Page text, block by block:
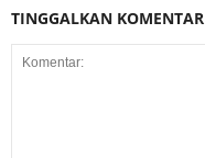
TINGGALKAN KOMENTAR